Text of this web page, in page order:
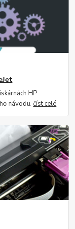
HP
návodu.číst celé